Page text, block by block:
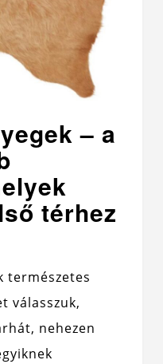
– a
térhez
természetes
válasszuk,
nehezen